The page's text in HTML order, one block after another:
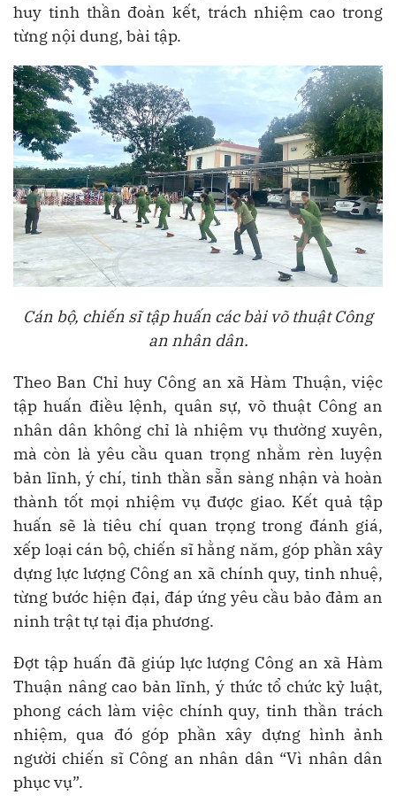
huy tinh thần đoàn kết, trách nhiệm cao trong
từng nội dung, bài tập.
Cán bộ, chiến sĩ tập huấn các bài võ thuật Công
an nhân dân.
Theo Ban Chỉ huy Công an xã Hàm Thuận, việc
tập huấn điều lệnh, quân sự, võ thuật Công an
nhân dân không chỉ là nhiệm vụ thường xuyên,
mà còn là yêu cầu quan trọng nhằm rèn luyện
bản lĩnh, ý chí, tinh thần sẵn sàng nhận và hoàn
thành tốt mọi nhiệm vụ được giao. Kết quả tập
huấn sẽ là tiêu chí quan trọng trong đánh giá,
xếp loại cán bộ, chiến sĩ hằng năm, góp phần xây
dựng lực lượng Công an xã chính quy, tinh nhuệ,
từng bước hiện đại, đáp ứng yêu cầu bảo đảm an
ninh trật tự tại địa phương.
Đợt tập huấn đã giúp lực lượng Công an xã Hàm
Thuận nâng cao bản lĩnh, ý thức tổ chức kỷ luật,
phong cách làm việc chính quy, tinh thần trách
nhiệm, qua đó góp phần xây dựng hình ảnh
người chiến sĩ Công an nhân dân “Vì nhân dân
phục vụ”.